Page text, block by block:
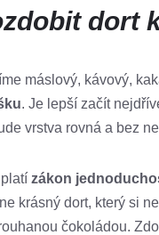
dort
máslový, kávový,
. Je lepší začít
vrstva rovná a bez
zákon
krásný dort, který si
čokoládou.